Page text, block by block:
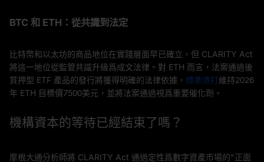
BTC 和 ETH：從共識到法定
比特幣和以太坊的商品地位在實踐層面早已確立，但 CLARITY Act
將這一地位從監管共識升級爲成文法律。對 ETH 而言，法案通過後
質押型 ETF 產品的發行將獲得明確的法律依據， 標準渣打維持2026
年 ETH 目標價7500美元，並將法案通過視爲重要催化劑。
機構資本的等待已經結束了嗎？
摩根大通分析師將 CLARITY Act 通過定性爲數字資產市場的"正面